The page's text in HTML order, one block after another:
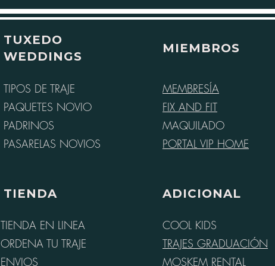
TUXEDO
WEDDINGS
TIPOS DE TRAJE
PAQUETES NOVIO
PADRINOS
PASARELAS NOVIOS
TIENDA
TIENDA EN LINEA
ORDENA TU TRAJE
ENVIOS
MIEMBROS
MEMBRESÍA
FIX AND FIT
MAQUILADO
PORTAL VIP HOME
ADICIONAL
COOL KIDS
TRAJES GRADUACIÓN
MOSKEM RENTAL